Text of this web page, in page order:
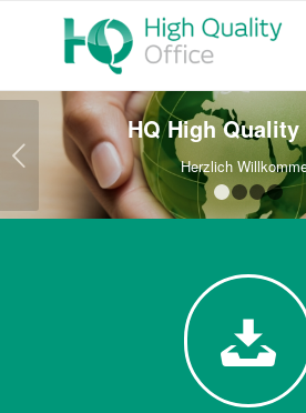
HQ High
Herzlich